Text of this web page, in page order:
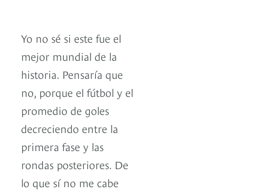
Yo no sé si este fue el
mejor mundial de la
historia. Pensaría que
no, porque el fútbol y el
promedio de goles
decreciendo entre la
primera fase y las
rondas posteriores. De
lo que sí no me cabe